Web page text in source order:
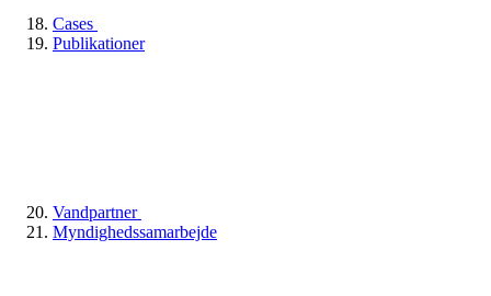
Cases
Publikationer
Vandpartner
Myndighedssamarbejde